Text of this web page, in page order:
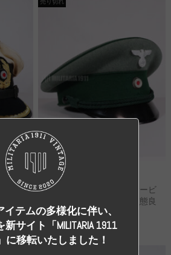
官制
ー仕
WWII GERMANY
Original Hat and Cap Other
売り切れ
実物 ドイツフォレストサービ
ス 兵・下士官用制帽 状態良
い...
¥99,000（税込）
テムの多様化に伴い、
サイト「MILITARIA 1911
」に移転いたしました！